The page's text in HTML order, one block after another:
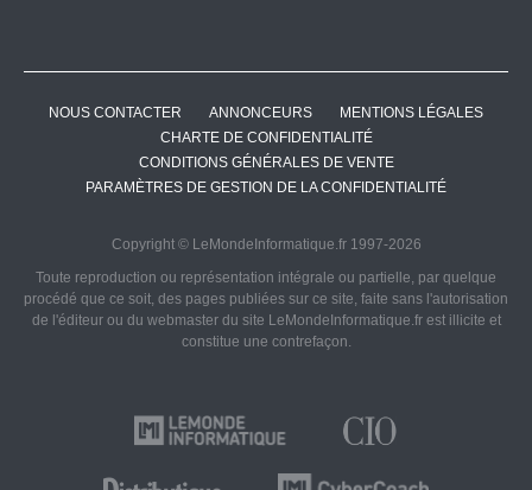
NOUS CONTACTER ANNONCEURS
MENTIONS LÉGALES
CHARTE DE CONFIDENTIALITÉ
CONDITIONS GÉNÉRALES DE VENTE
PARAMÈTRES DE GESTION DE LA CONFIDENTIALITÉ
Copyright © LeMondeInformatique.fr 1997-2026
Toute reproduction ou représentation intégrale ou partielle, par quelque
procédé que ce soit, des pages publiées sur ce site, faite sans l'autorisation
de l'éditeur ou du webmaster du site LeMondeInformatique.fr est illicite et
constitue une contrefaçon.